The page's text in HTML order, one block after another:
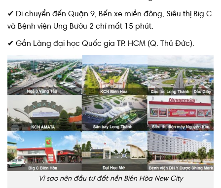
✔ Di chuyển đến Quận 9, Bến xe miền đông, Siêu thị Big C
và Bệnh viện Ung Bướu 2 chỉ mất 15 phút.
✔ Gần Làng đại học Quốc gia TP. HCM (Q. Thủ Đức).
Vì sao nên đầu tư đất nền Biên Hòa New City